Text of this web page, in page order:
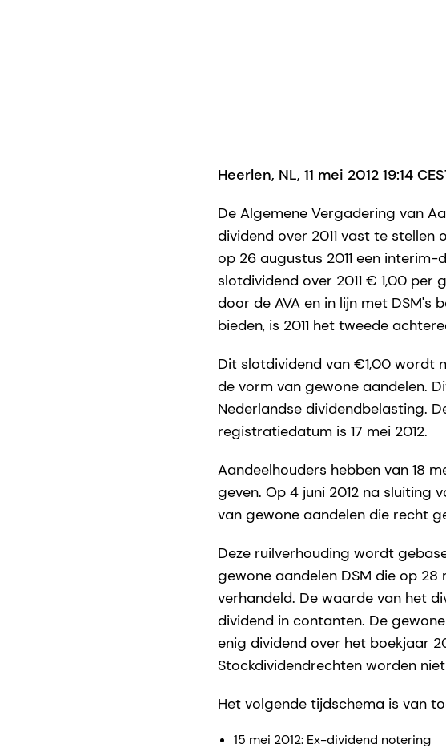
Heerlen, NL, 11 mei 2012 19:14
De Algemene Vergadering van
dividend over 2011 vast te stellen
op 26 augustus 2011 een
slotdividend over 2011 € 1,00
door de AVA en in lijn met DSM's
bieden, is 2011 het tweede
Dit slotdividend van €1,00 wordt
de vorm van gewone aandelen.
Nederlandse dividendbelasting.
registratiedatum is 17 mei 2012.
Aandeelhouders hebben van 18
geven. Op 4 juni 2012 na sluiting
van gewone aandelen die recht
Deze ruilverhouding wordt
gewone aandelen DSM die op 28
verhandeld. De waarde van het
dividend in contanten. De
enig dividend over het boekjaar
Stockdividendrechten worden
Het volgende tijdschema is van
15 mei 2012: Ex-dividend notering